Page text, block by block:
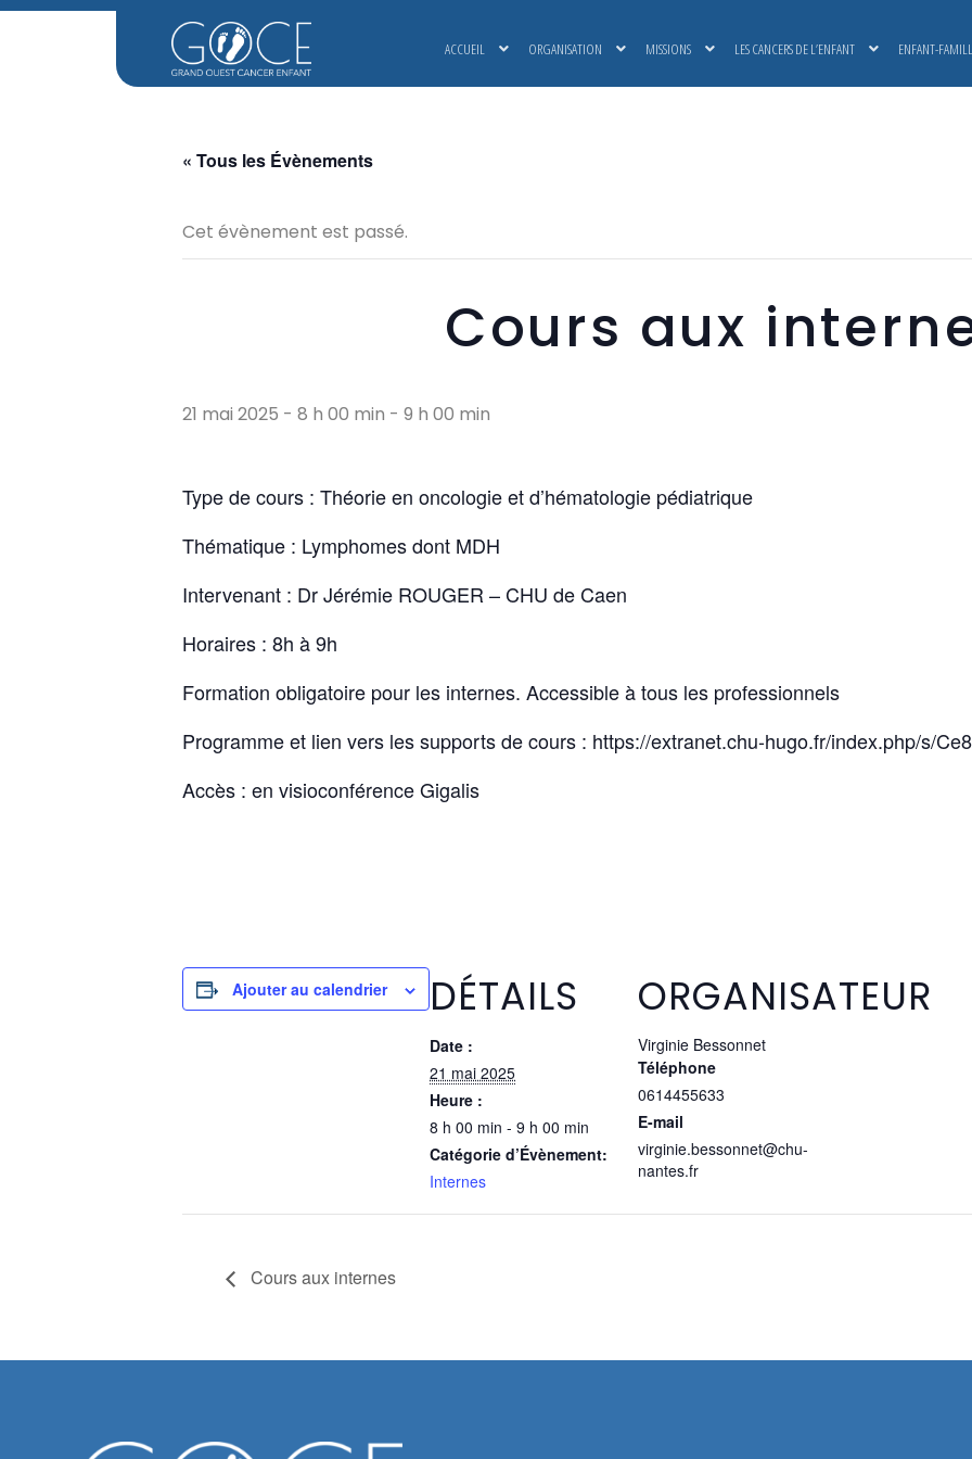
ACCUEIL ORGANISATION MISSIONS LES CANCERS DE L’ENFANT ENFANT-
« Tous les Évènements
Cet évènement est passé.
Cours aux
21 mai 2025 - 8 h 00 min - 9 h 00 min
Type de cours : Théorie en oncologie et d’hématologie pédiatrique
Thématique : Lymphomes dont MDH
Intervenant : Dr Jérémie ROUGER – CHU de Caen
Horaires : 8h à 9h
Formation obligatoire pour les internes. Accessible à tous les professionnels
Programme et lien vers les supports de cours : https://extranet.chu-hugo.fr/index.php/s/
Accès : en visioconférence Gigalis
Ajouter au calendrier DÉTAILS
Date :
21 mai 2025
Heure :
8 h 00 min - 9 h 00 min
Catégorie d’Évènement:
Internes
ORGANISATEUR
Virginie Bessonnet
Téléphone
0614455633
E-mail
virginie.bessonnet@chu-
nantes.fr
Cours aux internes